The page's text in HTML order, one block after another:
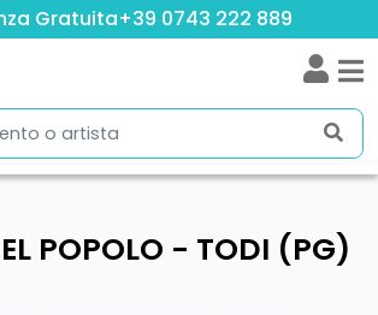
Gratuita+39 0743 222 889
POPOLO - TODI (PG)